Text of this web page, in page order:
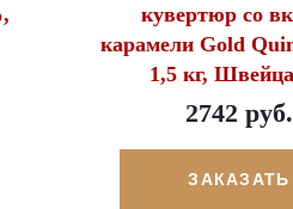
кувертюр со
карамели Gold
1,5 кг,
2742 руб.
ЗАКАЗАТЬ